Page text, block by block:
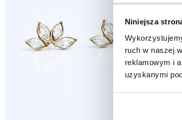
Niniejsza
ruch w naszej
reklamowym i
uzyskanymi